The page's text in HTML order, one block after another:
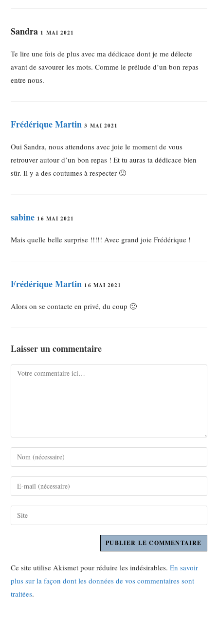
Sandra 1 MAI 2021
Te lire une fois de plus avec ma dédicace dont je me délecte
avant de savourer les mots. Comme le prélude d’un bon repas
entre nous.
Frédérique Martin 3 MAI 2021
Oui Sandra, nous attendons avec joie le moment de vous
retrouver autour d’un bon repas ! Et tu auras ta dédicace bien
sûr. Il y a des coutumes à respecter 🙂
sabine 16 MAI 2021
Mais quelle belle surprise !!!!! Avec grand joie Frédérique !
Frédérique Martin 16 MAI 2021
Alors on se contacte en privé, du coup 🙂
Laisser un commentaire
Ce site utilise Akismet pour réduire les indésirables.En savoir
plus sur la façon dont les données de vos commentaires sont
traitées.